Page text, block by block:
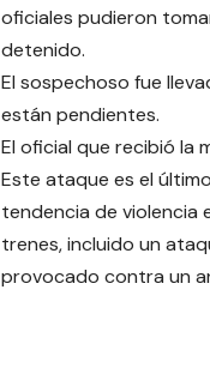
oficiales pudieron
detenido.
El sospechoso fue
están pendientes.
El oficial que recibió la
Este ataque es el
tendencia de violencia
trenes, incluido un
provocado contra un